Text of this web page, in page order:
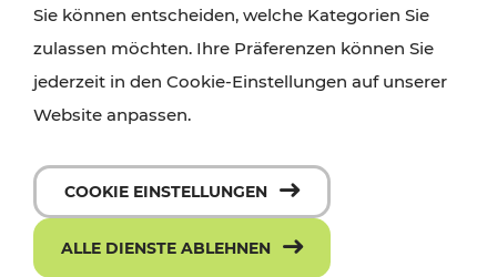
Sie können entscheiden, welche Kategorien Sie
zulassen möchten. Ihre Präferenzen können Sie
jederzeit in den Cookie-Einstellungen auf unserer
Website anpassen.
COOKIE EINSTELLUNGEN
ALLE DIENSTE ABLEHNEN